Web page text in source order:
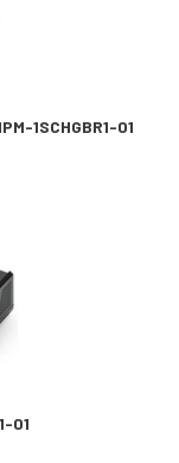
1SCHGBR1-01
01